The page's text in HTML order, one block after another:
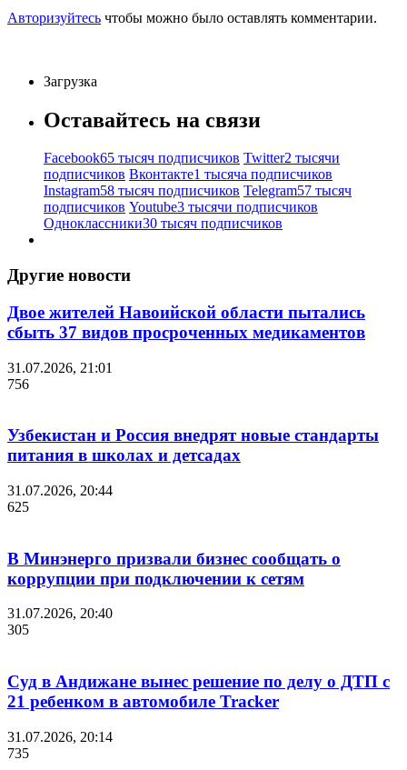
Авторизуйтесь чтобы можно было оставлять комментарии.
Загрузка
Оставайтесь на связи
Facebook65 тысяч подписчиков Twitter2 тысячи
подписчиков Вконтакте1 тысяча подписчиков
Instagram58 тысяч подписчиков Telegram57 тысяч
подписчиков Youtube3 тысячи подписчиков
Одноклассники30 тысяч подписчиков
Другие новости
Двое жителей Навоийской области пытались
сбыть 37 видов просроченных медикаментов
31.07.2026, 21:01
756
Узбекистан и Россия внедрят новые стандарты
питания в школах и детсадах
31.07.2026, 20:44
625
В Минэнерго призвали бизнес сообщать о
коррупции при подключении к сетям
31.07.2026, 20:40
305
Суд в Андижане вынес решение по делу о ДТП с
21 ребенком в автомобиле Tracker
31.07.2026, 20:14
735